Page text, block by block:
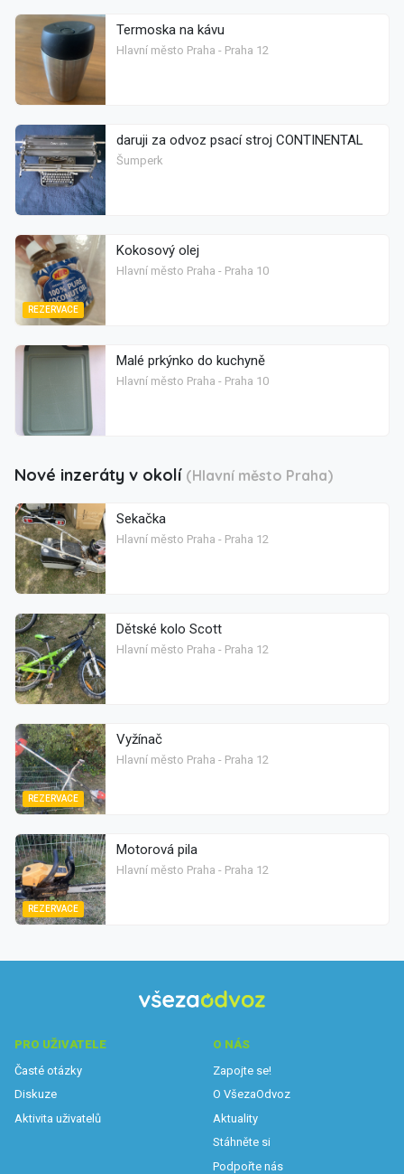
Termoska na kávu
Hlavní město Praha - Praha 12
daruji za odvoz psací stroj CONTINENTAL
Šumperk
REZERVACE
Kokosový olej
Hlavní město Praha - Praha 10
Malé prkýnko do kuchyně
Hlavní město Praha - Praha 10
Nové inzeráty v okolí (Hlavní město Praha)
Sekačka
Hlavní město Praha - Praha 12
Dětské kolo Scott
Hlavní město Praha - Praha 12
REZERVACE
Vyžínač
Hlavní město Praha - Praha 12
REZERVACE
Motorová pila
Hlavní město Praha - Praha 12
PRO UŽIVATELE
Časté otázky
Diskuze
Aktivita uživatelů
O NÁS
Zapojte se!
O VšezaOdvoz
Aktuality
Stáhněte si
Podpořte nás